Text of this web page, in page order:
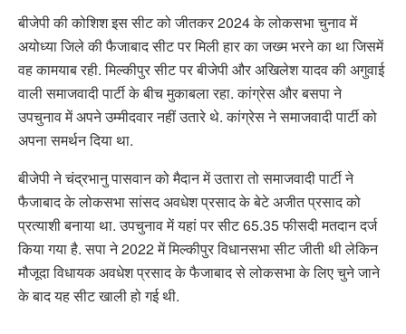
बीजेपी की कोशिश इस सीट को जीतकर 2024 के लोकसभा चुनाव में
अयोध्या जिले की फैजाबाद सीट पर मिली हार का जख्म भरने का था जिसमें
वह कामयाब रही. मिल्कीपुर सीट पर बीजेपी और अखिलेश यादव की अगुवाई
वाली समाजवादी पार्टी के बीच मुकाबला रहा. कांग्रेस और बसपा ने
उपचुनाव में अपने उम्मीदवार नहीं उतारे थे. कांग्रेस ने समाजवादी पार्टी को
अपना समर्थन दिया था.
बीजेपी ने चंद्रभानु पासवान को मैदान में उतारा तो समाजवादी पार्टी ने
फैजाबाद के लोकसभा सांसद अवधेश प्रसाद के बेटे अजीत प्रसाद को
प्रत्याशी बनाया था. उपचुनाव में यहां पर सीट 65.35 फीसदी मतदान दर्ज
किया गया है. सपा ने 2022 में मिल्कीपुर विधानसभा सीट जीती थी लेकिन
मौजूदा विधायक अवधेश प्रसाद के फैजाबाद से लोकसभा के लिए चुने जाने
के बाद यह सीट खाली हो गई थी.